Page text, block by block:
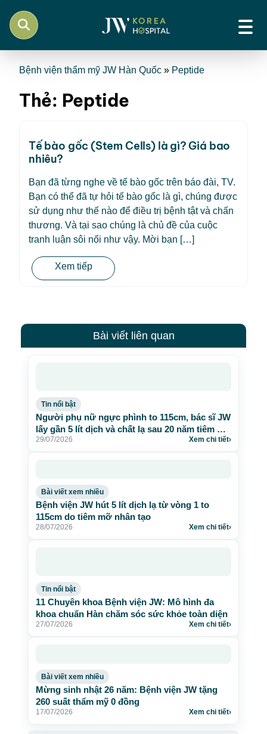
Bệnh viện thẩm mỹ JW Hàn Quốc » Peptide
Thẻ: Peptide
Tế bào gốc (Stem Cells) là gì? Giá bao
nhiêu?
Bạn đã từng nghe về tế bào gốc trên báo đài, TV.
Bạn có thể đã tự hỏi tế bào gốc là gì, chúng được
sử dụng như thế nào để điều trị bệnh tật và chấn
thương. Và tại sao chúng là chủ đề của cuộc
tranh luận sôi nổi như vậy. Mời bạn […]
Xem tiếp
Bài viết liên quan
Tin nổi bật
Người phụ nữ ngực phình to 115cm, bác sĩ JW
lấy gần 5 lít dịch và chất lạ sau 20 năm tiêm mỡ
nhân tạo
29/07/2026 Xem chi tiết›
Bài viết xem nhiều
Bệnh viện JW hút 5 lít dịch lạ từ vòng 1 to
115cm do tiêm mỡ nhân tạo
28/07/2026 Xem chi tiết›
Tin nổi bật
11 Chuyên khoa Bệnh viện JW: Mô hình đa
khoa chuẩn Hàn chăm sóc sức khỏe toàn diện
27/07/2026 Xem chi tiết›
Bài viết xem nhiều
Mừng sinh nhật 26 năm: Bệnh viện JW tặng
260 suất thẩm mỹ 0 đồng
17/07/2026 Xem chi tiết›